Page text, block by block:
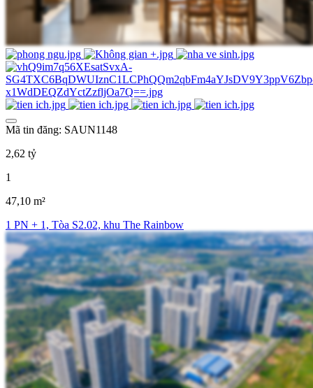
Mã tin đăng: SAUN1148
2,62 tỷ
1
47,10 m²
1 PN + 1, Tòa S2.02, khu The Rainbow